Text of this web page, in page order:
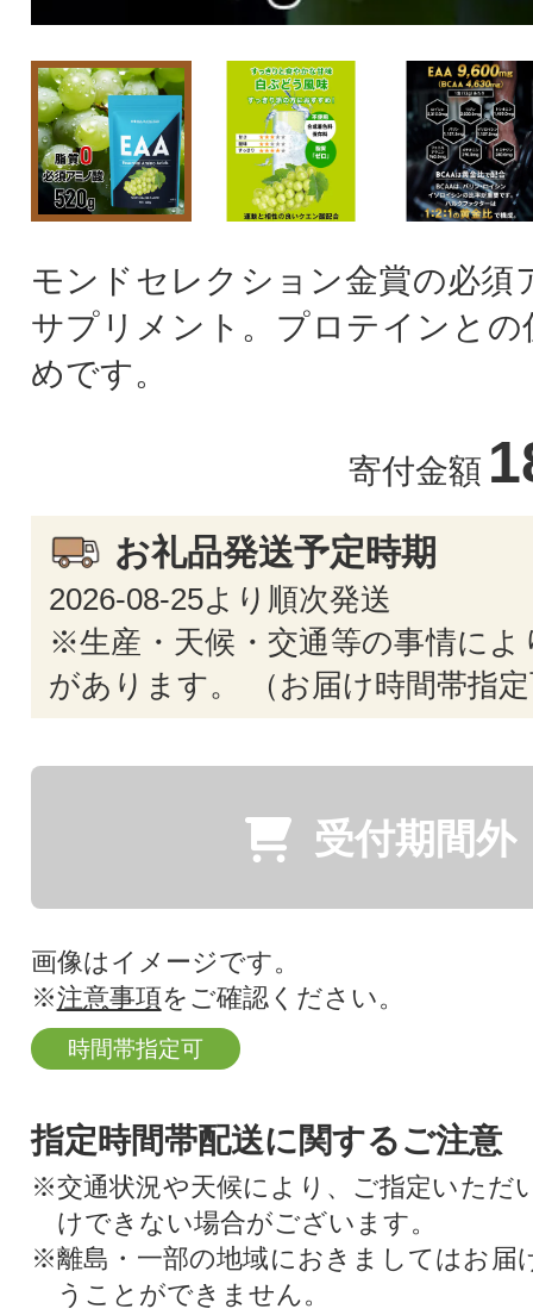
モンドセレクション金賞の必須
サプリメント。プロテインとの
めです。
寄付金額
お礼品発送予定時期
2026-08-25より順次発送
※生産・天候・交通等の事情によ
があります。 （お届け時間帯指
受付期間外
画像はイメージです。
※注意事項をご確認ください。
時間帯指定可
指定時間帯配送に関するご注意
※交通状況や天候により、ご指定いただ
けできない場合がございます。
※離島・一部の地域におきましてはお届
うことができません。